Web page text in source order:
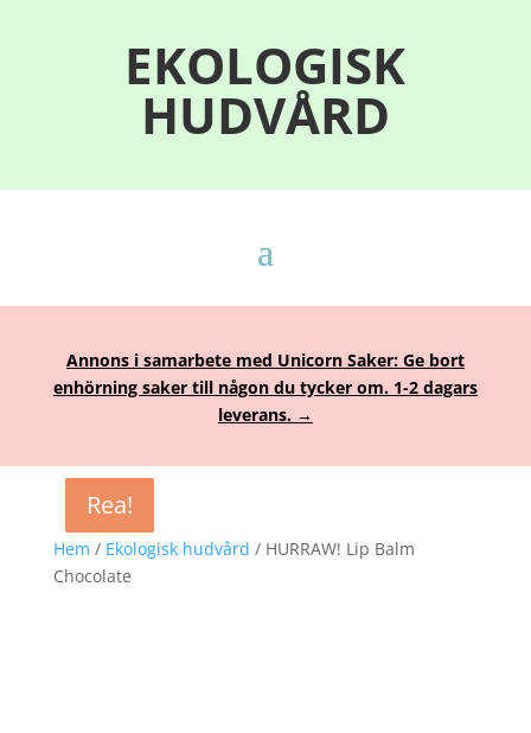
EKOLOGISK
HUDVÅRD
Annons i samarbete med Unicorn Saker: Ge bort
enhörning saker till någon du tycker om. 1-2 dagars
leverans. →
Hem / Ekologisk hudvård / HURRAW! Lip Balm
Chocolate
Rea!
Rea!
Rea!
Rea!